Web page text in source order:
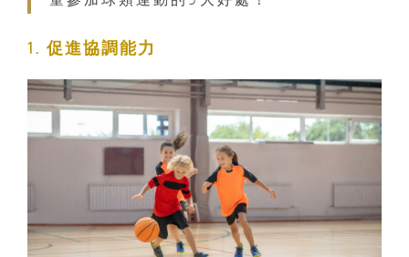
1. 促進協調能力